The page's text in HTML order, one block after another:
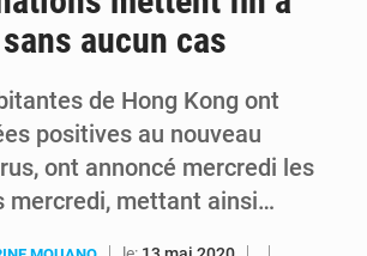
FRIVAO : le procès du détournement de 325 millions de dollars reporté à la mi-août
aucun cas
de Hong Kong ont
positives au nouveau
ont annoncé mercredi les
mercredi, mettant ainsi…